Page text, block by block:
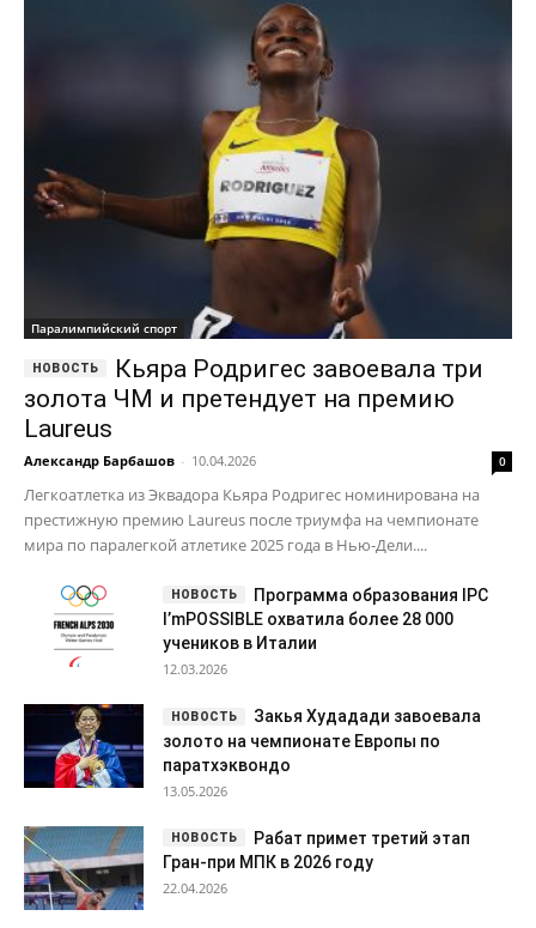
Паралимпийский спорт
Кьяра Родригес завоевала три
золота ЧМ и претендует на премию
Laureus
Александр Барбашов - 10.04.2026 0
Легкоатлетка из Эквадора Кьяра Родригес номинирована на
престижную премию Laureus после триумфа на чемпионате
мира по паралегкой атлетике 2025 года в Нью-Дели....
Программа образования IPC
I’mPOSSIBLE охватила более 28 000
учеников в Италии
12.03.2026
Закья Худадади завоевала
золото на чемпионате Европы по
паратхэквондо
13.05.2026
Рабат примет третий этап
Гран-при МПК в 2026 году
22.04.2026